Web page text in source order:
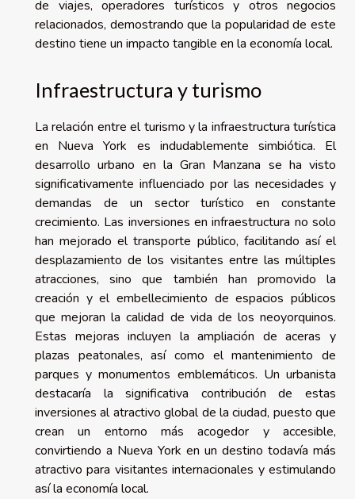
de viajes, operadores turísticos y otros negocios
relacionados, demostrando que la popularidad de este
destino tiene un impacto tangible en la economía local.
Infraestructura y turismo
La relación entre el turismo y la infraestructura turística
en Nueva York es indudablemente simbiótica. El
desarrollo urbano en la Gran Manzana se ha visto
significativamente influenciado por las necesidades y
demandas de un sector turístico en constante
crecimiento. Las inversiones en infraestructura no solo
han mejorado el transporte público, facilitando así el
desplazamiento de los visitantes entre las múltiples
atracciones, sino que también han promovido la
creación y el embellecimiento de espacios públicos
que mejoran la calidad de vida de los neoyorquinos.
Estas mejoras incluyen la ampliación de aceras y
plazas peatonales, así como el mantenimiento de
parques y monumentos emblemáticos. Un urbanista
destacaría la significativa contribución de estas
inversiones al atractivo global de la ciudad, puesto que
crean un entorno más acogedor y accesible,
convirtiendo a Nueva York en un destino todavía más
atractivo para visitantes internacionales y estimulando
así la economía local.